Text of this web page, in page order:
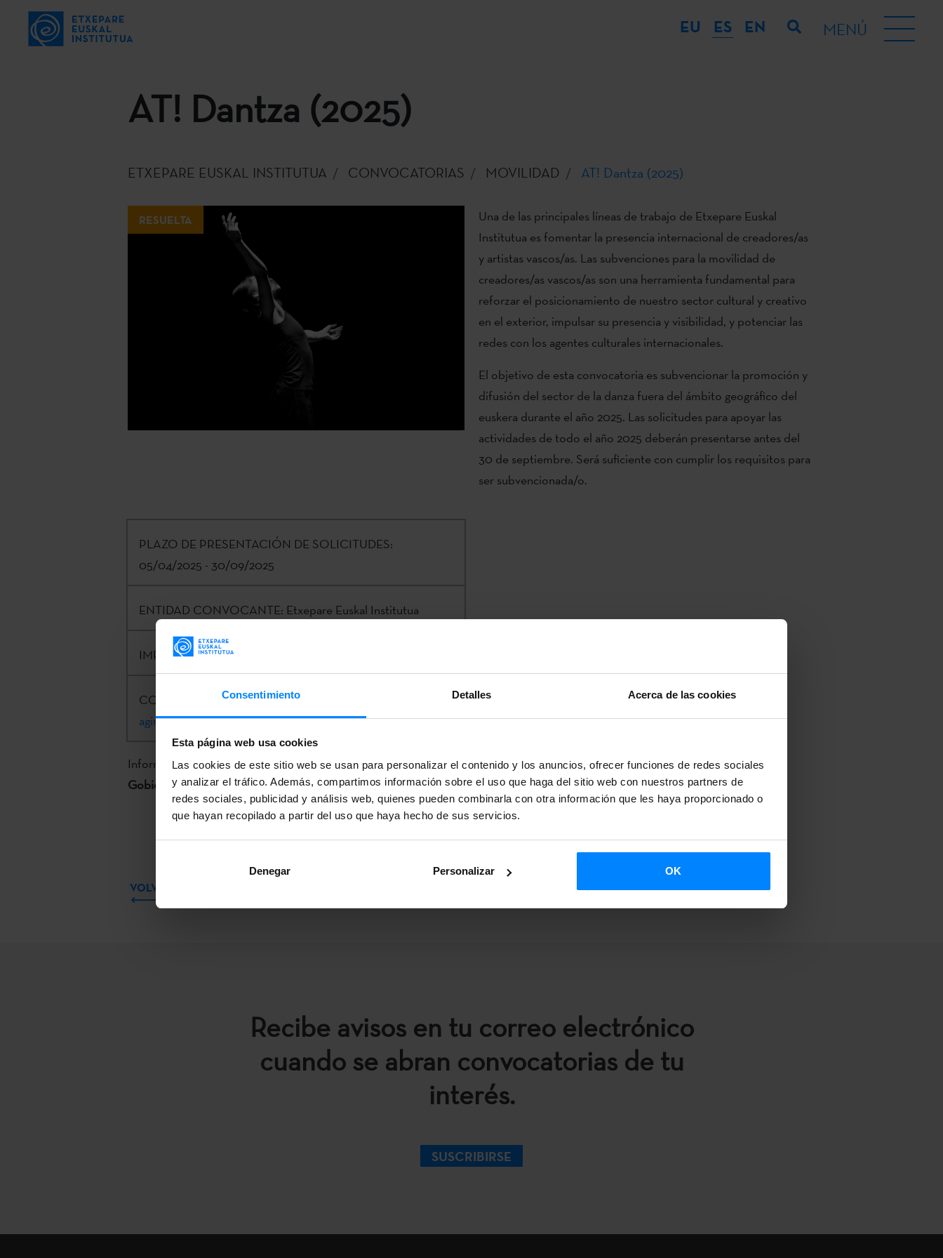
Consentimiento Detalles Acerca de las cookies
Esta página web usa cookies
Las cookies de este sitio web se usan para personalizar el contenido y los anuncios, ofrecer funciones de redes sociales
y analizar el tráfico. Además, compartimos información sobre el uso que haga del sitio web con nuestros partners de
redes sociales, publicidad y análisis web, quienes pueden combinarla con otra información que les haya proporcionado o
que hayan recopilado a partir del uso que haya hecho de sus servicios.
Denegar Personalizar OK
EU ES EN MENÚ
AT! Dantza (2025)
ETXEPARE EUSKAL INSTITUTUA CONVOCATORIAS MOVILIDAD AT! Dantza (2025)
RESUELTA
Una de las principales líneas de trabajo de Etxepare Euskal
Institutua es fomentar la presencia internacional de creadores/as
y artistas vascos/as. Las subvenciones para la movilidad de
creadores/as vascos/as son una herramienta fundamental para
reforzar el posicionamiento de nuestro sector cultural y creativo
en el exterior, impulsar su presencia y visibilidad, y potenciar las
redes con los agentes culturales internacionales.
El objetivo de esta convocatoria es subvencionar la promoción y
difusión del sector de la danza fuera del ámbito geográfico del
euskera durante el año 2025. Las solicitudes para apoyar las
actividades de todo el año 2025 deberán presentarse antes del
30 de septiembre. Será suficiente con cumplir los requisitos para
ser subvencionada/o.
PLAZO DE PRESENTACIÓN DE SOLICITUDES:
05/04/2025 - 30/09/2025
ENTIDAD CONVOCANTE: Etxepare Euskal Institutua
IMPORTE: 90.000€
CONTACTO: Alex Aginagalde |
aginagaldelopez@etxepare.eus| +34 943 023 406
Información completa e inscripción en laSede Electrónicadel
Gobierno Vasco.
VOLVER
Recibe avisos en tu correo electrónico
cuando se abran convocatorias de tu
interés.
SUSCRIBIRSE